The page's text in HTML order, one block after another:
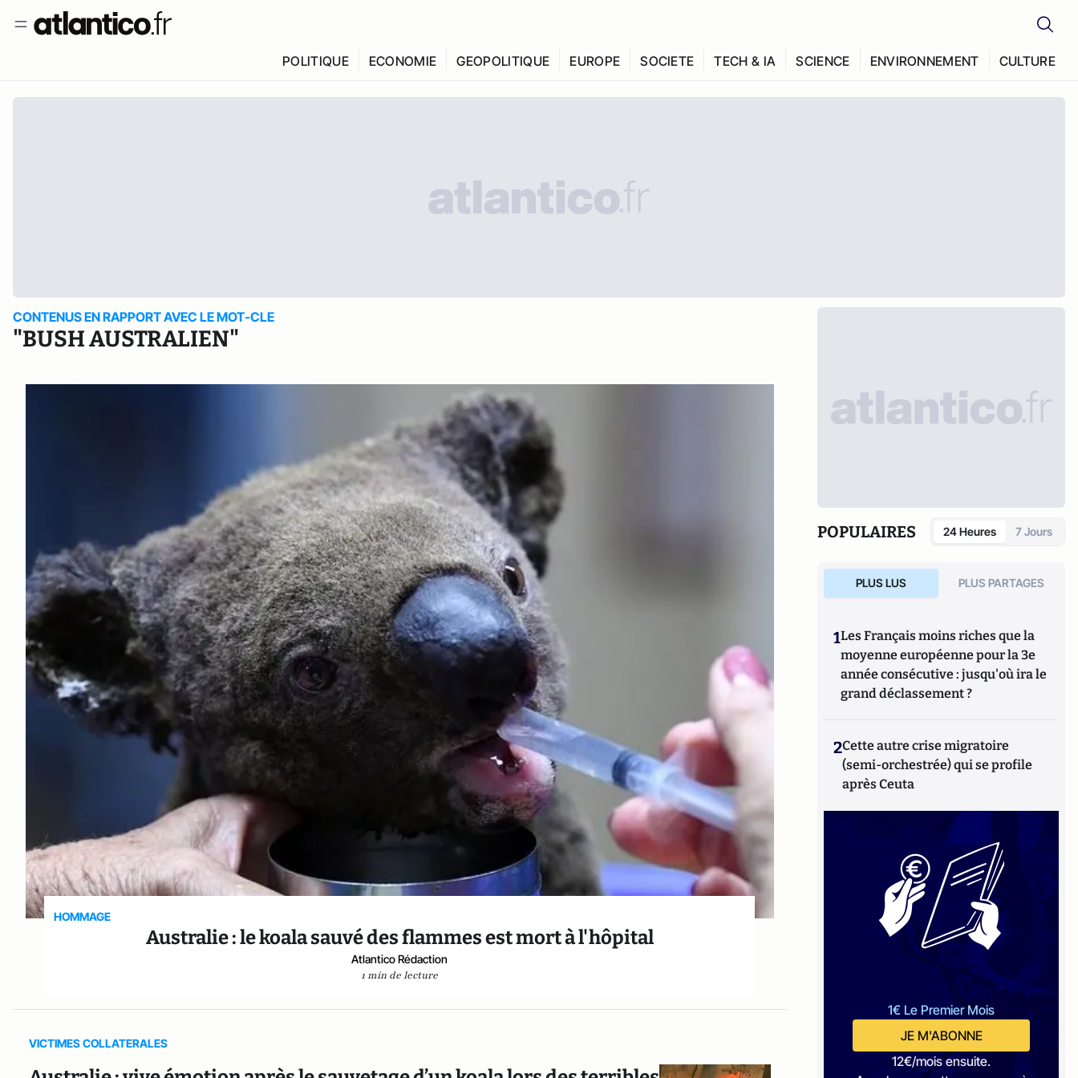
POLITIQUE ECONOMIE GEOPOLITIQUE EUROPE SOCIETE TECH & IA SCIENCE ENVIRONNEMENT CULTURE
CONTENUS EN RAPPORT AVEC LE MOT-CLE
"BUSH AUSTRALIEN"
HOMMAGE
Australie : le koala sauvé des flammes est mort à l'hôpital
Atlantico Rédaction
1 min de lecture
VICTIMES COLLATERALES
POPULAIRES 24 Heures 7 Jours
PLUS LUS PLUS PARTAGES
1Les Français moins riches que la
moyenne européenne pour la 3e
année consécutive : jusqu'où ira le
grand déclassement ?
2Cette autre crise migratoire
(semi-orchestrée) qui se profile
après Ceuta
1€ Le Premier Mois
JE M'ABONNE
12€/mois ensuite.